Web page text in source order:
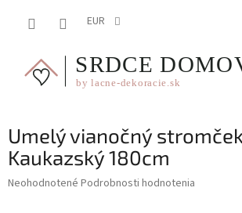
EUR
Umelý vianočný
Kaukazský 180cm
Priemerné
Neohodnotené Podrobnosti hodnotenia